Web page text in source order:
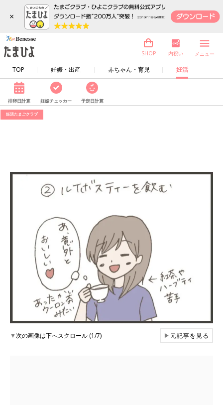
×
TOP 妊娠・出産 赤ちゃん・育児 妊活
SHOP 内祝い メニュー
排卵日計算 妊娠チェッカー 予定日計算
妊活たまごクラブ
▼次の画像は下へスクロール (1/7) ▶元記事を見る